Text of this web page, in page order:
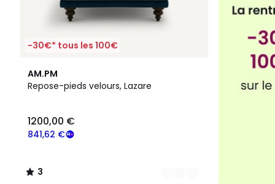
-30€* tous les 100€
AM.PM
Repose-pieds velours, Lazare
841,62 €
1200,00 €
3
/
16
Couleurs
3
/